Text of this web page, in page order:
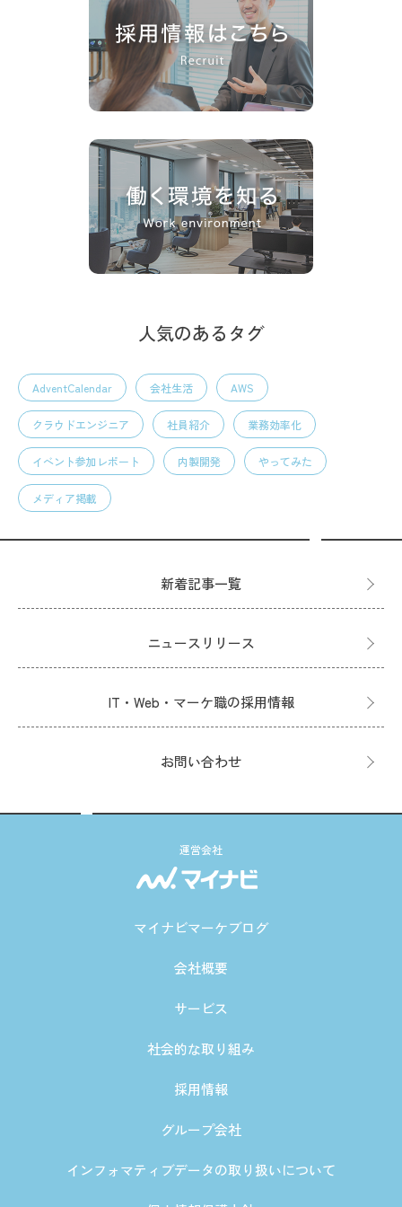
人気のあるタグ
AdventCalendar 会社生活 AWS
クラウドエンジニア 社員紹介 業務効率化
イベント参加レポート 内製開発 やってみた
メディア掲載
新着記事一覧
ニュースリリース
IT・Web・マーケ職の採用情報
お問い合わせ
運営会社
マイナビマーケブログ
会社概要
サービス
社会的な取り組み
採用情報
グループ会社
インフォマティブデータの取り扱いについて